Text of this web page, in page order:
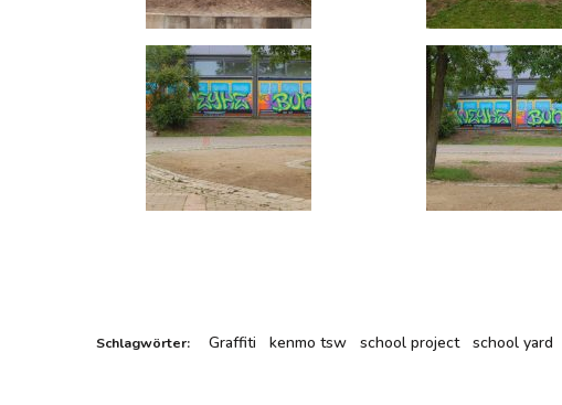
Schlagwörter: Graffiti kenmo tsw school project school yard